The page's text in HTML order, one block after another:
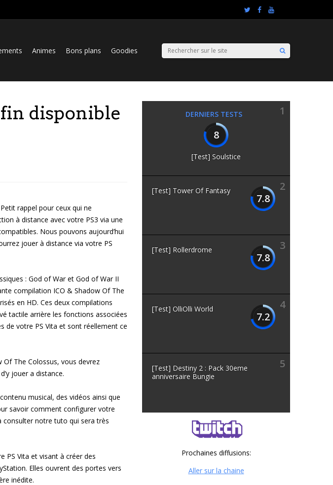
Animes Bons plans Goodies
disponible
rappel pour ceux qui ne
à distance avec votre PS3 via une
Nous pouvons aujourd’hui
jouer à distance via votre PS
: God of War et God of War II
compilation ICO & Shadow Of The
en HD. Ces deux compilations
tactile arrière les fonctions associées
de votre PS Vita et sont réellement ce
Of The Colossus, vous devrez
jouer a distance.
musical, des vidéos ainsi que
savoir comment configurer votre
consulter notre tuto qui sera très
PS Vita et visant à créer des
Elles ouvrent des portes vers
inédite.
DERNIERS TESTS
1
8
[Test] Soulstice
2
7.8
[Test] Tower Of Fantasy
3
7.8
[Test] Rollerdrome
4
7.2
[Test] OlliOlli World
5
[Test] Destiny 2 : Pack 30eme
anniversaire Bungie
Prochaines diffusions:
Aller sur la chaine